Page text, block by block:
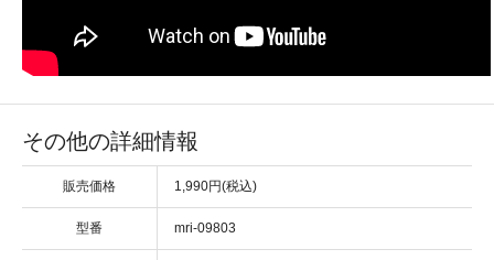
その他の詳細情報
販売価格 1,990円(税込)
型番 mri-09803